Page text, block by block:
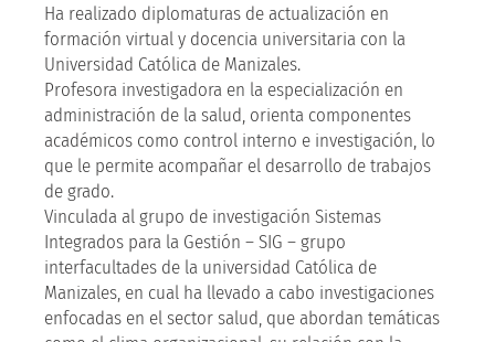
Ha realizado diplomaturas de actualización en
formación virtual y docencia universitaria con la
Universidad Católica de Manizales.
Profesora investigadora en la especialización en
administración de la salud, orienta componentes
académicos como control interno e investigación, lo
que le permite acompañar el desarrollo de trabajos
de grado.
Vinculada al grupo de investigación Sistemas
Integrados para la Gestión – SIG – grupo
interfacultades de la universidad Católica de
Manizales, en cual ha llevado a cabo investigaciones
enfocadas en el sector salud, que abordan temáticas